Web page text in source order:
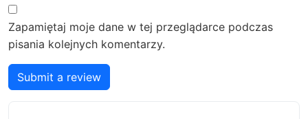
Zapamiętaj moje dane w tej przeglądarce podczas
pisania kolejnych komentarzy.
Submit a review